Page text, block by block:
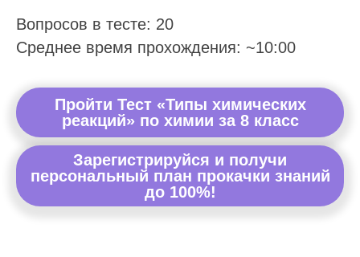
Вопросов в тесте: 20
Среднее время прохождения: ~10:00
Пройти Тест «Типы химических
реакций» по химии за 8 класс
Зарегистрируйся и получи
персональный план прокачки знаний
до 100%!